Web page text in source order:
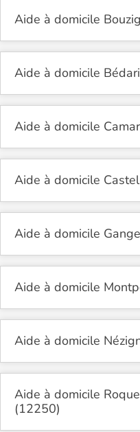
Aide à domicile
Aide à domicile
Aide à domicile
Aide à domicile
Aide à domicile
Aide à domicile
Aide à domicile
Aide à domicile
(12250)